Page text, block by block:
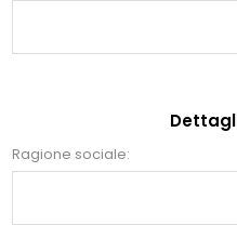
Ragione sociale: